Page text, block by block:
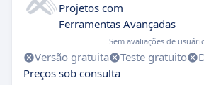
Projetos com
Ferramentas Avançadas
Sem avaliações de
Versão gratuita Teste gratuito
Preços sob consulta